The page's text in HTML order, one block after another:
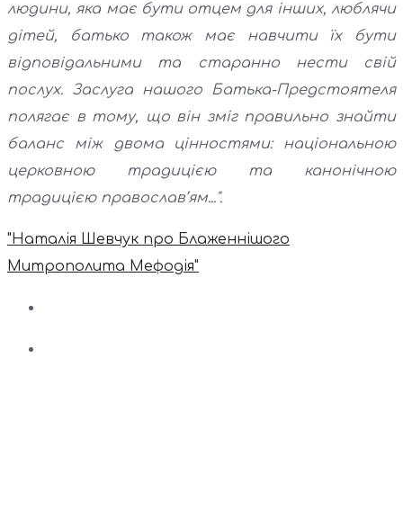
людини, яка має бути отцем для інших, люблячи
дітей, батько також має навчити їх бути
відповідальними та старанно нести свій
послух. Заслуга нашого Батька-Предстоятеля
полягає в тому, що він зміг правильно знайти
баланс між двома цінностями: національною
церковною традицією та канонічною
традицією православ’ям...".
"Наталія Шевчук про Блаженнішого
Митрополита Мефодія"